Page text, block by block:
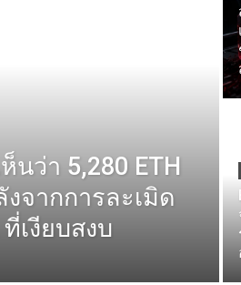
ว่า 5,280 ETH
จากการละเมิด
เงียบสงบ